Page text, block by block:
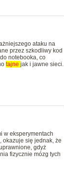
ataku na
przez szkodliwy kod
notebooka, co
tajne jak i jawne sieci.
w eksperymentach
okazuje się jednak, że
gdyż
fizycznie mózg tych